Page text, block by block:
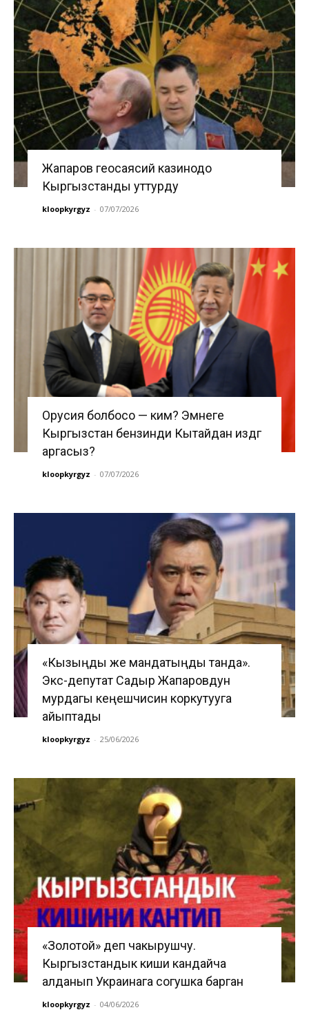
Жапаров геосаясий казинодо
Кыргызстанды уттурду
kloopkyrgyz - 07/07/2026
Орусия болбосо — ким? Эмнеге
Кыргызстан бензинди Кытайдан издөөгө
аргасыз?
kloopkyrgyz - 07/07/2026
«Кызыңды же мандатыңды танда».
Экс-депутат Садыр Жапаровдун
мурдагы кеңешчисин коркутууга
айыптады
kloopkyrgyz - 25/06/2026
«Золотой» деп чакырушчу.
Кыргызстандык киши кандайча
алданып Украинага согушка барган
kloopkyrgyz - 04/06/2026